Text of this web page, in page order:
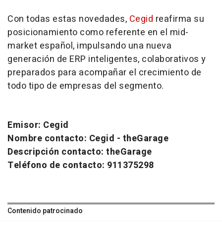
Con todas estas novedades, Cegid reafirma su
posicionamiento como referente en el mid-
market español, impulsando una nueva
generación de ERP inteligentes, colaborativos y
preparados para acompañar el crecimiento de
todo tipo de empresas del segmento.
Emisor: Cegid
Nombre contacto: Cegid - theGarage
Descripción contacto: theGarage
Teléfono de contacto: 911375298
Contenido patrocinado